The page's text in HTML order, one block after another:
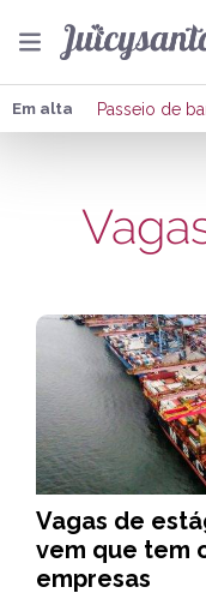
Em alta Passeio de
Vagas de
vem que tem
empresas